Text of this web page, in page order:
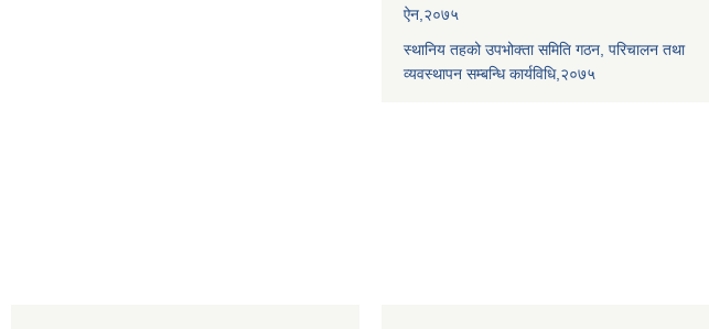
ऐन,२०७५
स्थानिय तहको उपभोक्ता समिति गठन, परिचालन तथा
व्यवस्थापन सम्बन्धि कार्यविधि,२०७५